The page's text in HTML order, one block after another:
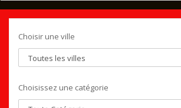
Choisir une ville
Choisissez une catégorie